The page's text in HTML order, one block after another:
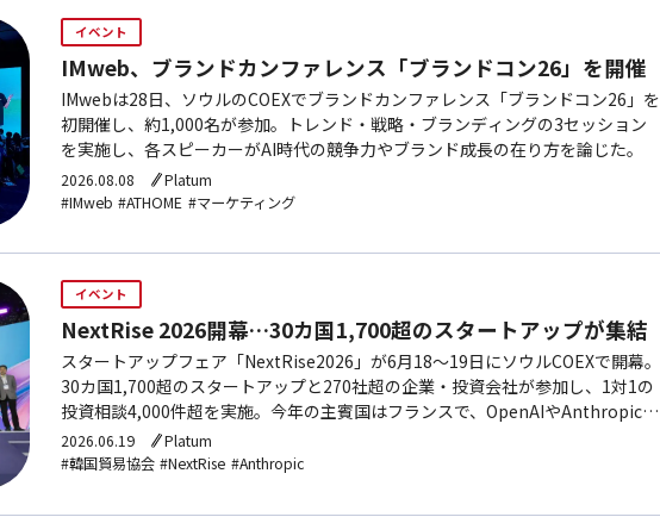
イベント
IMweb、ブランドカンファレンス「ブランドコン26」を開催
IMwebは28日、ソウルのCOEXでブランドカンファレンス「ブランドコン26」を
初開催し、約1,000名が参加。トレンド・戦略・ブランディングの3セッション
を実施し、各スピーカーがAI時代の競争力やブランド成長の在り方を論じた。
2026.08.08
Platum
#IMweb #ATHOME #マーケティング
イベント
NextRise 2026開幕…30カ国1,700超のスタートアップが集結
スタートアップフェア「NextRise2026」が6月18〜19日にソウルCOEXで開幕。
30カ国1,700超のスタートアップと270社超の企業・投資会社が参加し、1対1の
投資相談4,000件超を実施。今年の主賓国はフランスで、OpenAIやAnthropicな
どAI大手もカンファレンスに登壇する。
2026.06.19
Platum
#韓国貿易協会 #NextRise #Anthropic